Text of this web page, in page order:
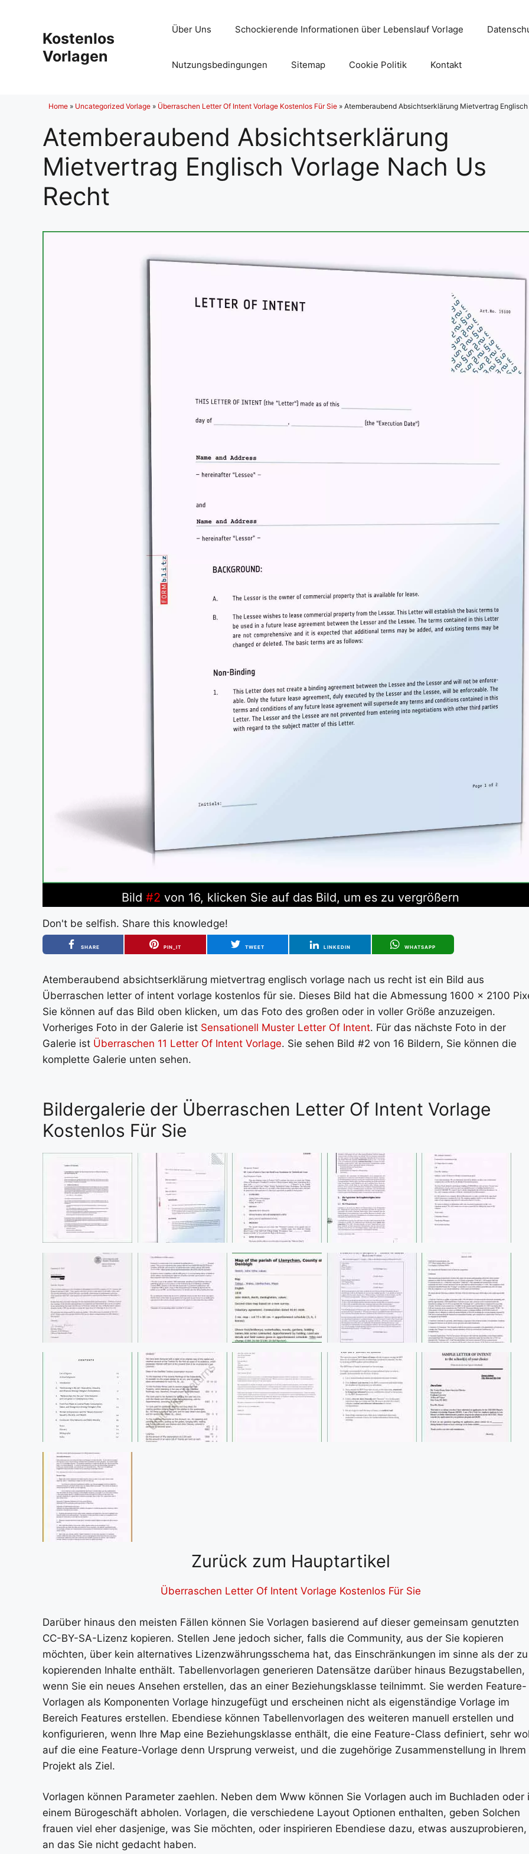
Kostenlos
Vorlagen
Über Uns Schockierende Informationen über Lebenslauf Vorlage
Nutzungsbedingungen Sitemap Cookie Politik Kontakt
Home » Uncategorized Vorlage » Überraschen Letter Of Intent Vorlage Kostenlos Für Sie » Atemberaubend Absichtserklärung Mietvertrag
Atemberaubend Absichtserklärung
Mietvertrag Englisch Vorlage Nach Us
Recht
Bild #2 von 16, klicken Sie auf das Bild, um es zu vergrößern
Don't be selfish. Share this knowledge!
SHARE PIN_IT TWEET LINKEDIN WHATSAPP
Atemberaubend absichtserklärung mietvertrag englisch vorlage nach us recht ist ein Bild aus
Überraschen letter of intent vorlage kostenlos für sie. Dieses Bild hat die Abmessung 1600 x 2100
Sie können auf das Bild oben klicken, um das Foto des großen oder in voller Größe anzuzeigen.
Vorheriges Foto in der Galerie ist Sensationell Muster Letter Of Intent. Für das nächste Foto in der
Galerie ist Überraschen 11 Letter Of Intent Vorlage. Sie sehen Bild #2 von 16 Bildern, Sie können die
komplette Galerie unten sehen.
Bildergalerie der Überraschen Letter Of Intent Vorlage
Kostenlos Für Sie
Zurück zum Hauptartikel
Überraschen Letter Of Intent Vorlage Kostenlos Für Sie
Darüber hinaus den meisten Fällen können Sie Vorlagen basierend auf dieser gemeinsam genutzten
CC-BY-SA-Lizenz kopieren. Stellen Jene jedoch sicher, falls die Community, aus der Sie kopieren
möchten, über kein alternatives Lizenzwährungsschema hat, das Einschränkungen im sinne als der zu
kopierenden Inhalte enthält. Tabellenvorlagen generieren Datensätze darüber hinaus Bezugstabellen,
wenn Sie ein neues Ansehen erstellen, das an einer Beziehungsklasse teilnimmt. Sie werden Feature-
Vorlagen als Komponenten Vorlage hinzugefügt und erscheinen nicht als eigenständige Vorlage im
Bereich Features erstellen. Ebendiese können Tabellenvorlagen des weiteren manuell erstellen und
konfigurieren, wenn Ihre Map eine Beziehungsklasse enthält, die eine Feature-Class definiert, sehr
auf die eine Feature-Vorlage denn Ursprung verweist, und die zugehörige Zusammenstellung in Ihrem
Projekt als Ziel.
Vorlagen können Parameter zaehlen. Neben dem Www können Sie Vorlagen auch im Buchladen oder
einem Bürogeschäft abholen. Vorlagen, die verschiedene Layout Optionen enthalten, geben Solchen
frauen viel eher dasjenige, was Sie möchten, oder inspirieren Ebendiese dazu, etwas auszuprobieren,
an das Sie nicht gedacht haben.